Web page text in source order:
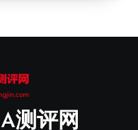
测评网